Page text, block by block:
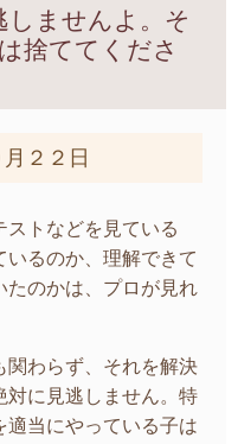
しませんよ。そ
捨ててくださ
２２日
ストなどを見ている
いるのか、理解できて
たのかは、プロが見れ
関わらず、それを解決
対に見逃しません。特
適当にやっている子は